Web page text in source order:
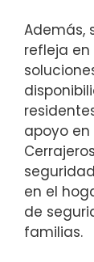
Además,
refleja
apoyo
en el
de
familias.